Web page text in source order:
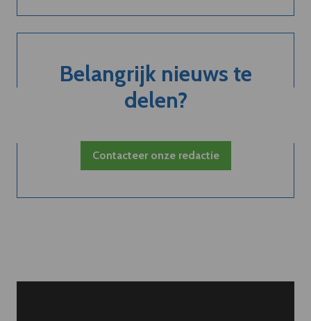
Belangrijk nieuws te
delen?
Contacteer onze redactie